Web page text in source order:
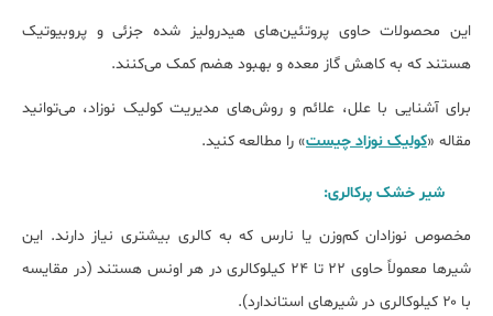
این محصولات حاوی پروتئین‌های هیدرولیز شده جزئی و پروبیوتیک
هستند که به کاهش گاز معده و بهبود هضم کمک می‌کنند.
برای آشنایی با علل، علائم و روش‌های مدیریت کولیک نوزاد، می‌توانید
مقاله «کولیک نوزاد چیست» را مطالعه کنید.
شیر خشک پرکالری:
مخصوص نوزادان کم‌وزن یا نارس که به کالری بیشتری نیاز دارند. این
شیرها معمولاً حاوی ۲۲ تا ۲۴ کیلوکالری در هر اونس هستند (در مقایسه
با ۲۰ کیلوکالری در شیرهای استاندارد).